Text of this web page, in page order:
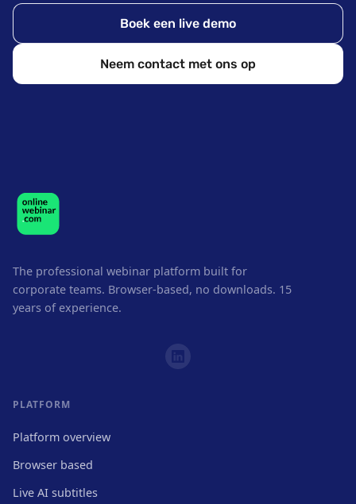
Boek een live demo
Neem contact met ons op
The professional webinar platform built for
corporate teams. Browser-based, no downloads. 15
years of experience.
PLATFORM
Platform overview
Browser based
Live AI subtitles